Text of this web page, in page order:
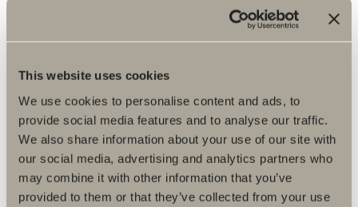
This website uses cookies
We use cookies to personalise content and ads, to
provide social media features and to analyse our traffic.
We also share information about your use of our site with
our social media, advertising and analytics partners who
may combine it with other information that you’ve
provided to them or that they’ve collected from your use
Tuotetiedot
Tuotekuvaus